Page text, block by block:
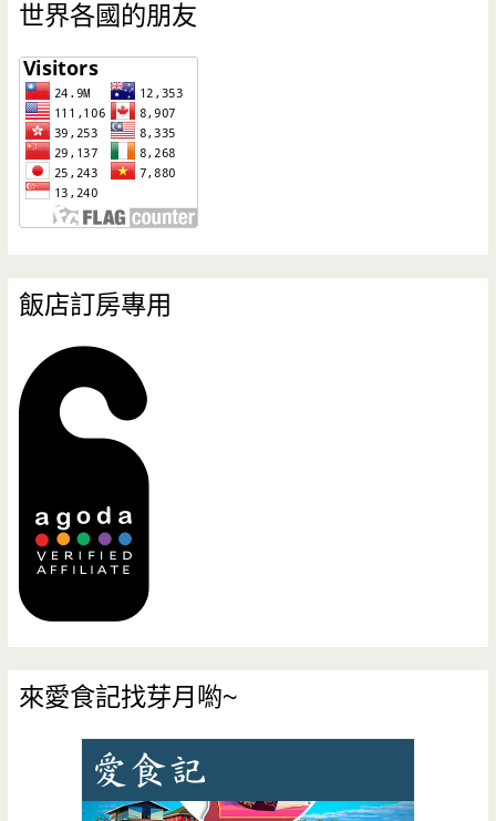
世界各國的朋友
飯店訂房專用
來愛食記找芽月喲~